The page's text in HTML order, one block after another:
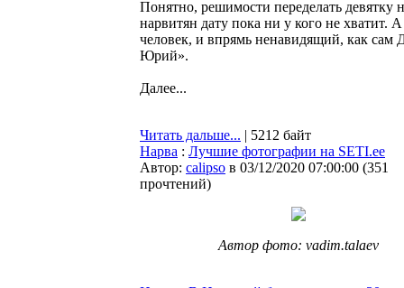
Понятно, решимости переделать девятку
нарвитян дату пока ни у кого не хватит.
человек, и впрямь ненавидящий, как сам
Юрий».
Далее...
Читать дальше... | 5212 байт
Нарва : Лучшие фотографии на SETI.ee
Автор: calipso в 03/12/2020 07:00:00 (351
прочтений)
Автор фото: vadim.talaev